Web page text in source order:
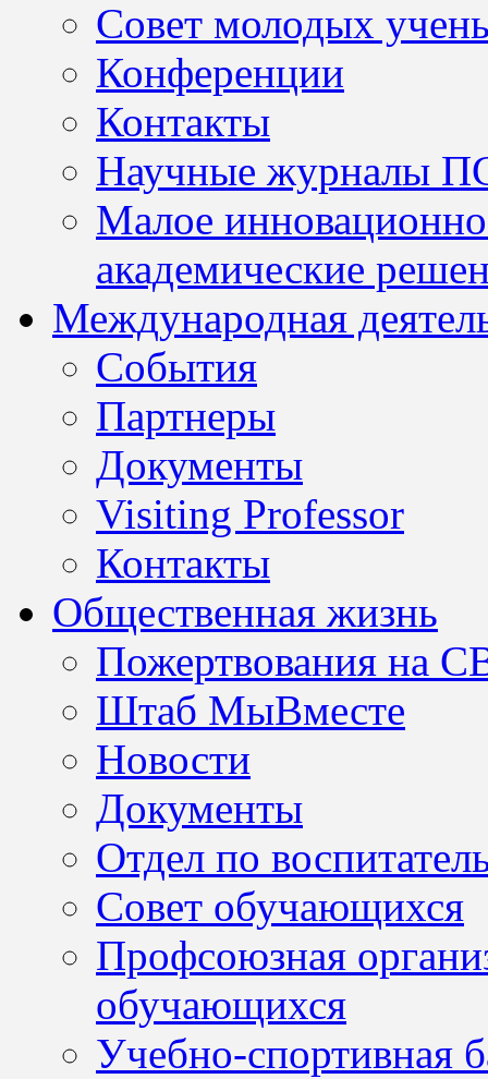
Совет молодых
Конференции
Контакты
Научные журналы
Малое
академические
Международная
События
Партнеры
Документы
Visiting Professor
Контакты
Общественная жизнь
Пожертвования на
Штаб МыВместе
Новости
Документы
Отдел по
Совет обучающихся
Профсоюзная
обучающихся
Учебно-спортивная